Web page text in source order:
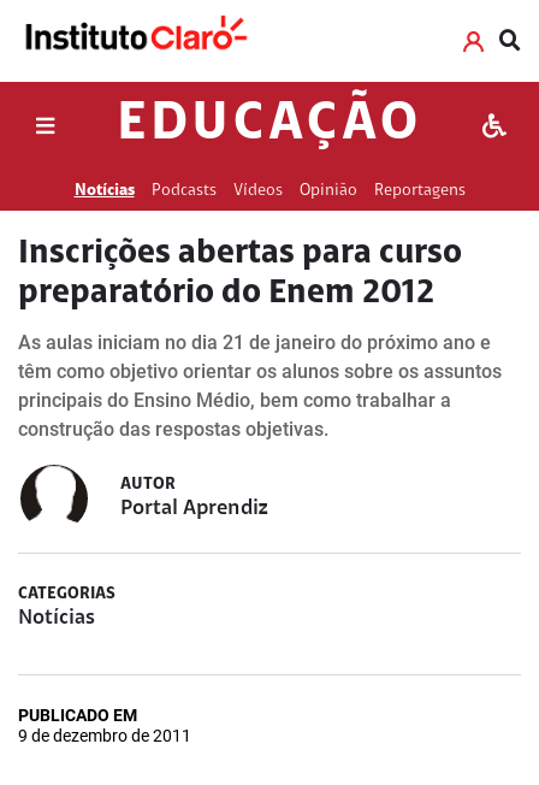
EDUCAÇÃO
Notícias Podcasts Vídeos Opinião Reportagens
Inscrições abertas para curso
preparatório do Enem 2012
As aulas iniciam no dia 21 de janeiro do próximo ano e
têm como objetivo orientar os alunos sobre os assuntos
principais do Ensino Médio, bem como trabalhar a
construção das respostas objetivas.
AUTOR
Portal Aprendiz
CATEGORIAS
Notícias
PUBLICADO EM
9 de dezembro de 2011